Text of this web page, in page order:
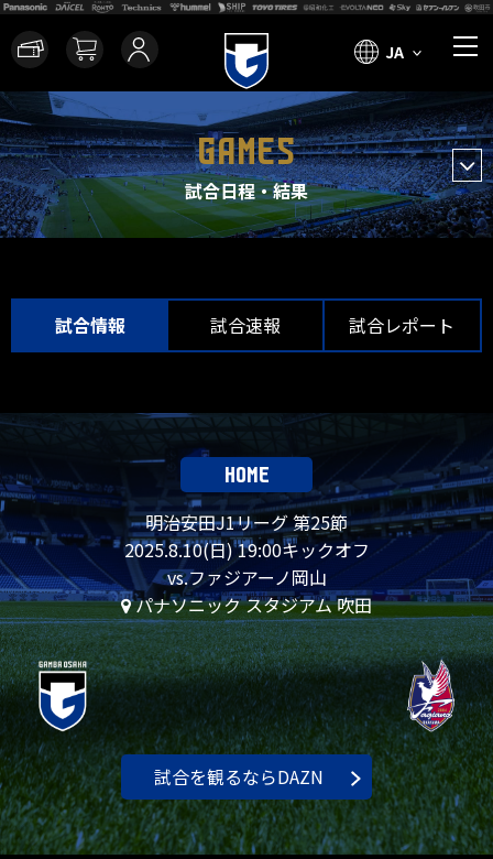
JA
GAMES
試合日程・結果
試合情報 試合速報 試合レポート
HOME
明治安田J1リーグ 第25節
2025.8.10(日) 19:00キックオフ
vs.ファジアーノ岡山
パナソニック スタジアム 吹田
試合を観るならDAZN